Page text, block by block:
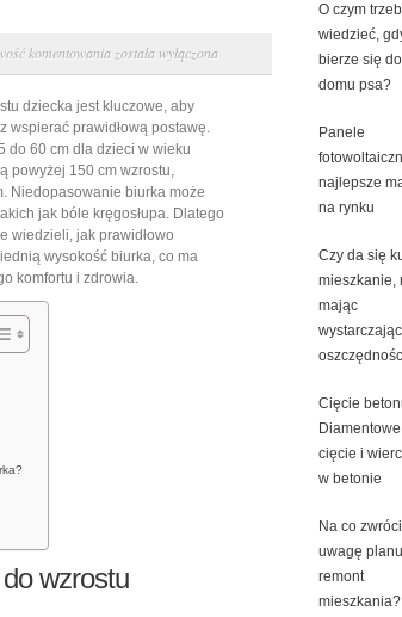
komentowania Jak
dopasować
wysokość
biurka
dla
dziecka,
by
wspierać
prawidłową
została wyłączona
dziecka jest kluczowe, aby
wspierać prawidłową postawę.
do 60 cm dla dzieci w wieku
powyżej 150 cm wzrostu,
Niedopasowanie biurka może
jak bóle kręgosłupa. Dlatego
wiedzieli, jak prawidłowo
wysokość biurka, co ma
komfortu i zdrowia.
wzrostu
O czym
wiedzieć,
bierze się do
domu psa?
Panele
najlepsze
na rynku
Czy da się
mieszkanie,
mając
Cięcie
Diamentowe
cięcie i
w betonie
Na co
uwagę
remont
mieszkania?